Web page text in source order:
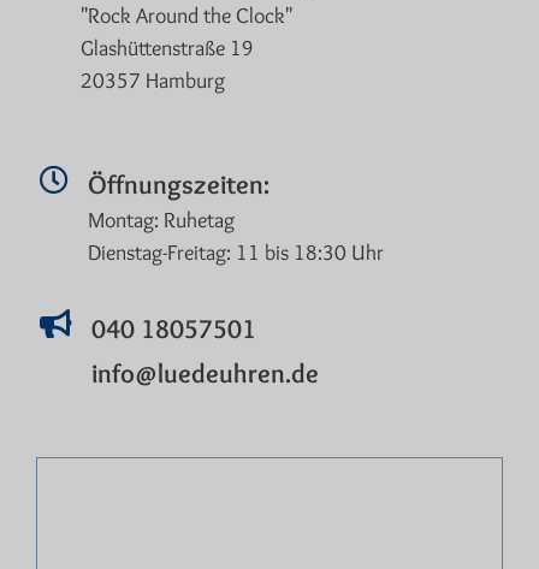
"Rock Around the Clock"
Glashüttenstraße 19
20357 Hamburg
Öffnungszeiten:
Montag: Ruhetag
Dienstag-Freitag: 11 bis 18:30 Uhr
040 18057501
info@luedeuhren.de